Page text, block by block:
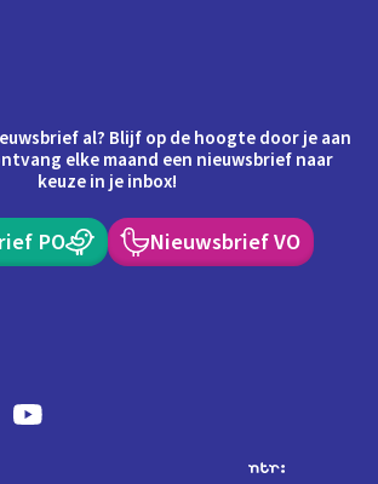
al? Blijf op de hoogte door je aan
elke maand een nieuwsbrief naar
keuze in je inbox!
PO Nieuwsbrief VO